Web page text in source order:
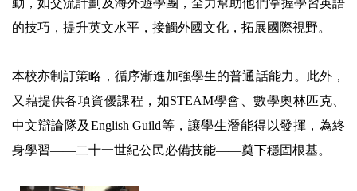
動，如交流計劃及海外遊學團，全力幫助他們掌握學習英語
的技巧，提升英文水平，接觸外國文化，拓展國際視野。
本校亦制訂策略，循序漸進加強學生的普通話能力。此外，
又藉提供各項資優課程，如STEAM學會、數學奧林匹克、
中文辯論隊及English Guild等，讓學生潛能得以發揮，為終
身學習——二十一世紀公民必備技能——奠下穩固根基。